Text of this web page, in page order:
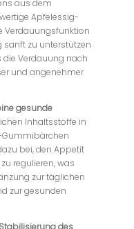
aus dem
Apfelessig-
Verdauungsfunktion
sanft zu unterstützen
die Verdauung nach
und angenehmer
gesunde
Inhaltsstoffe in
Gummibärchen
bei, den Appetit
regulieren, was
zur täglichen
zur gesunden
des